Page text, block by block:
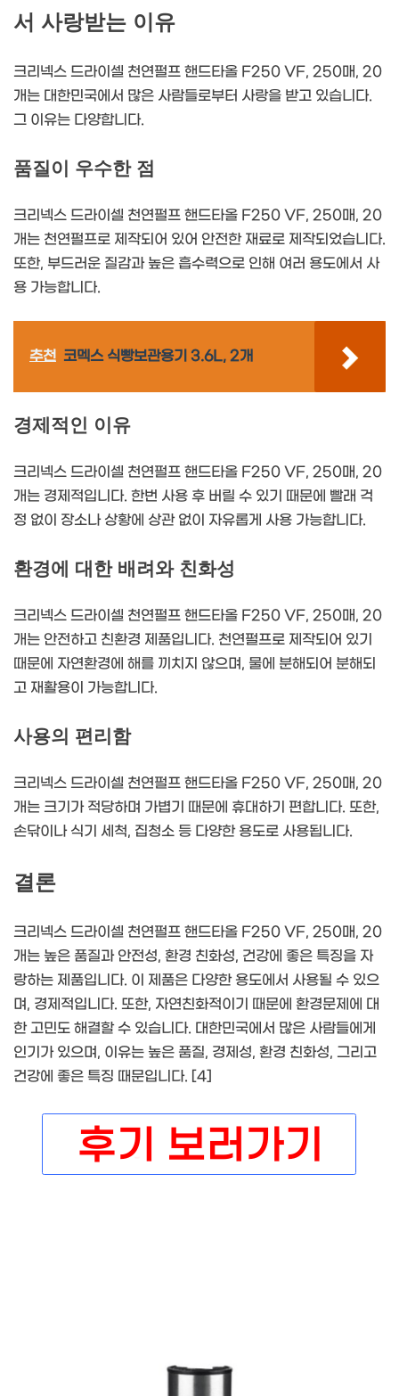
서 사랑받는 이유
크리넥스 드라이셀 천연펄프 핸드타올 F250 VF, 250매, 20
개는 대한민국에서 많은 사람들로부터 사랑을 받고 있습니다.
그 이유는 다양합니다.
품질이 우수한 점
크리넥스 드라이셀 천연펄프 핸드타올 F250 VF, 250매, 20
개는 천연펄프로 제작되어 있어 안전한 재료로 제작되었습니다.
또한, 부드러운 질감과 높은 흡수력으로 인해 여러 용도에서 사
용 가능합니다.
추천 코멕스 식빵보관용기 3.6L, 2개
경제적인 이유
크리넥스 드라이셀 천연펄프 핸드타올 F250 VF, 250매, 20
개는 경제적입니다. 한번 사용 후 버릴 수 있기 때문에 빨래 걱
정 없이 장소나 상황에 상관 없이 자유롭게 사용 가능합니다.
환경에 대한 배려와 친화성
크리넥스 드라이셀 천연펄프 핸드타올 F250 VF, 250매, 20
개는 안전하고 친환경 제품입니다. 천연펄프로 제작되어 있기
때문에 자연환경에 해를 끼치지 않으며, 물에 분해되어 분해되
고 재활용이 가능합니다.
사용의 편리함
크리넥스 드라이셀 천연펄프 핸드타올 F250 VF, 250매, 20
개는 크기가 적당하며 가볍기 때문에 휴대하기 편합니다. 또한,
손닦이나 식기 세척, 집청소 등 다양한 용도로 사용됩니다.
결론
크리넥스 드라이셀 천연펄프 핸드타올 F250 VF, 250매, 20
개는 높은 품질과 안전성, 환경 친화성, 건강에 좋은 특징을 자
랑하는 제품입니다. 이 제품은 다양한 용도에서 사용될 수 있으
며, 경제적입니다. 또한, 자연친화적이기 때문에 환경문제에 대
한 고민도 해결할 수 있습니다. 대한민국에서 많은 사람들에게
인기가 있으며, 이유는 높은 품질, 경제성, 환경 친화성, 그리고
건강에 좋은 특징 때문입니다. [4]